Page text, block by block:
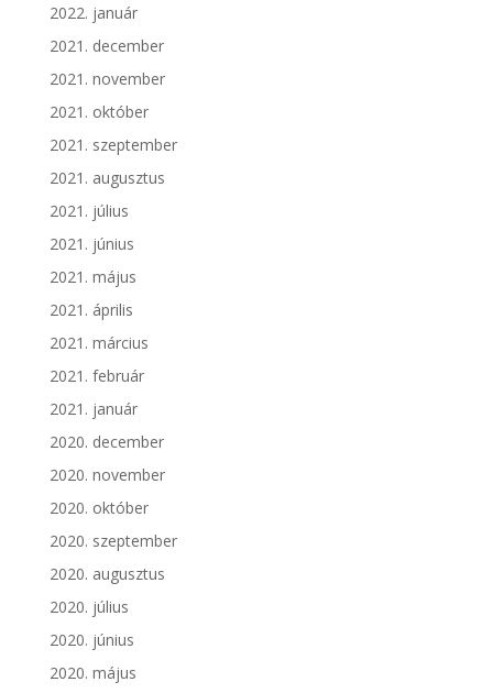
2022. január
2021. december
2021. november
2021. október
2021. szeptember
2021. augusztus
2021. július
2021. június
2021. május
2021. április
2021. március
2021. február
2021. január
2020. december
2020. november
2020. október
2020. szeptember
2020. augusztus
2020. július
2020. június
2020. május